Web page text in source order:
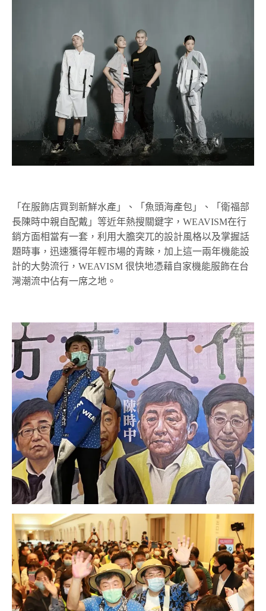
「在服飾店買到新鮮水產」、「魚頭海產包」、「衛福部
長陳時中親自配戴」等近年熱搜關鍵字，WEAVISM在行
銷方面相當有一套，利用大膽突兀的設計風格以及掌握話
題時事，迅速獲得年輕市場的青睞，加上這一兩年機能設
計的大勢流行，WEAVISM 很快地憑藉自家機能服飾在台
灣潮流中佔有一席之地。